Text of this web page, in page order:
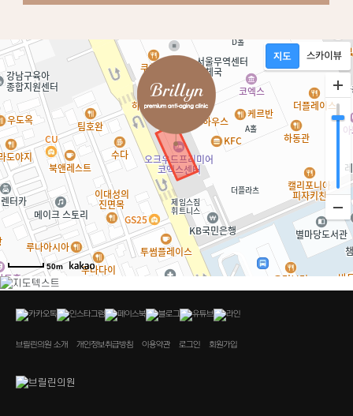
50m
브릴린의원 소개 개인정보취급방침 이용약관 로그인 회원가입